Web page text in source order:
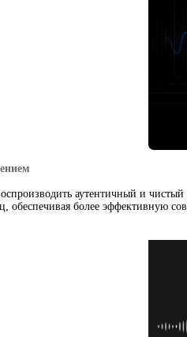
аутентичный и
обеспечивая более эффективную